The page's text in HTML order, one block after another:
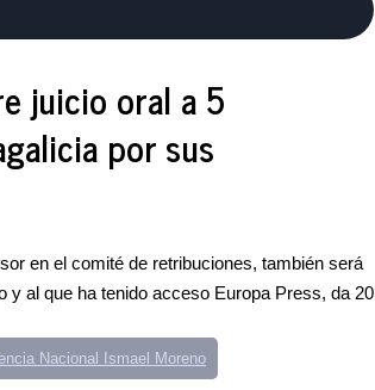
juicio oral a 5
por sus
en el comité de retribuciones, también será
y al que ha tenido acceso Europa Press, da 20
Nacional Ismael Moreno